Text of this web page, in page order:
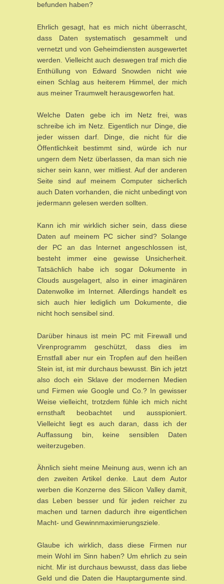
befunden haben?
Ehrlich gesagt, hat es mich nicht überrascht,
dass Daten systematisch gesammelt und
vernetzt und von Geheimdiensten ausgewertet
werden. Vielleicht auch deswegen traf mich die
Enthüllung von Edward Snowden nicht wie
einen Schlag aus heiterem Himmel, der mich
aus meiner Traumwelt herausgeworfen hat.
Welche Daten gebe ich im Netz frei, was
schreibe ich im Netz. Eigentlich nur Dinge, die
jeder wissen darf. Dinge, die nicht für die
Öffentlichkeit bestimmt sind, würde ich nur
ungern dem Netz überlassen, da man sich nie
sicher sein kann, wer mitliest. Auf der anderen
Seite sind auf meinem Computer sicherlich
auch Daten vorhanden, die nicht unbedingt von
jedermann gelesen werden sollten.
Kann ich mir wirklich sicher sein, dass diese
Daten auf meinem PC sicher sind? Solange
der PC an das Internet angeschlossen ist,
besteht immer eine gewisse Unsicherheit.
Tatsächlich habe ich sogar Dokumente in
Clouds ausgelagert, also in einer imaginären
Datenwolke im Internet. Allerdings handelt es
sich auch hier lediglich um Dokumente, die
nicht hoch sensibel sind.
Darüber hinaus ist mein PC mit Firewall und
Virenprogramm geschützt, dass dies im
Ernstfall aber nur ein Tropfen auf den heißen
Stein ist, ist mir durchaus bewusst. Bin ich jetzt
also doch ein Sklave der modernen Medien
und Firmen wie Google und Co.? In gewisser
Weise vielleicht, trotzdem fühle ich mich nicht
ernsthaft beobachtet und ausspioniert.
Vielleicht liegt es auch daran, dass ich der
Auffassung bin, keine sensiblen Daten
weiterzugeben.
Ähnlich sieht meine Meinung aus, wenn ich an
den zweiten Artikel denke. Laut dem Autor
werben die Konzerne des Silicon Valley damit,
das Leben besser und für jeden reicher zu
machen und tarnen dadurch ihre eigentlichen
Macht- und Gewinnmaximierungsziele.
Glaube ich wirklich, dass diese Firmen nur
mein Wohl im Sinn haben? Um ehrlich zu sein
nicht. Mir ist durchaus bewusst, dass das liebe
Geld und die Daten die Hauptargumente sind.